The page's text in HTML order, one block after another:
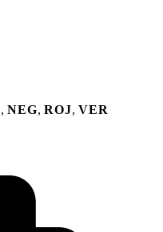
, NEG, ROJ, VER